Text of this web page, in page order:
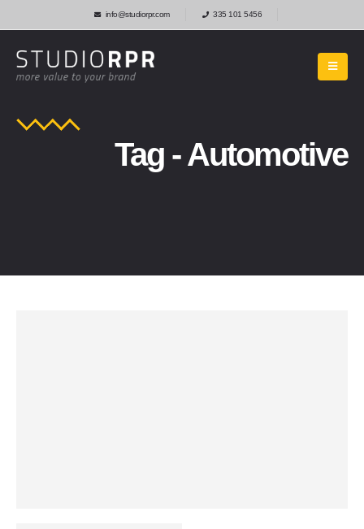
info@studiorpr.com 335 101 5456
Tag - Automotive